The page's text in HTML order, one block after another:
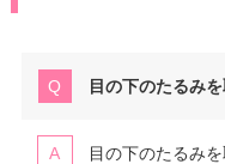
目の下のたるみ
目の下のたるみ